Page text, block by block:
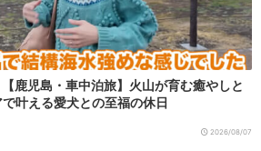
鹿児島・車中泊旅】火山が育む癒やしと
叶える愛犬との至福の休日
2026/08/07